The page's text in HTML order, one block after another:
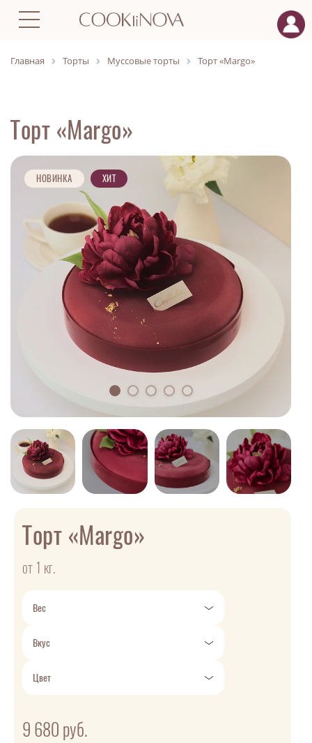
Главная Торты Муссовые торты Торт «Margo»
Торт «Margo»
НОВИНКА ХИТ
Торт «Margo»
от 1 кг.
Вес
Вкус
Цвет
9 680 руб.